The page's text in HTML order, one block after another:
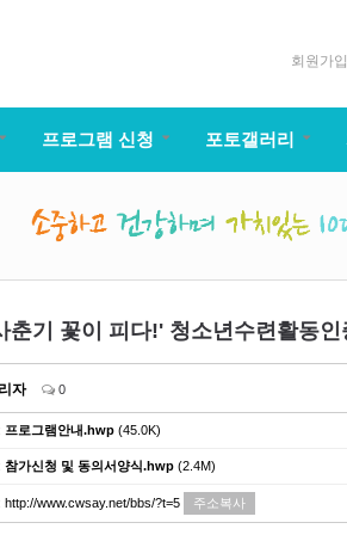
회원가입
프로그램 신청 포토갤러리
춘기 꽃이 피다!' 청소년수련활동
자 0
프로그램안내.hwp(45.0K)
참가신청 및 동의서양식.hwp(2.4M)
http://www.cwsay.net/bbs/?t=5 주소복사